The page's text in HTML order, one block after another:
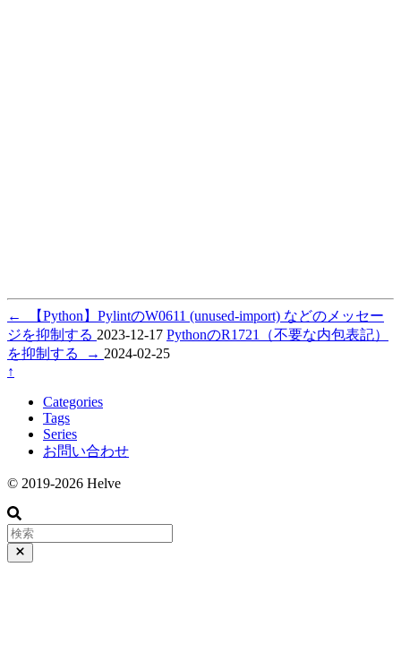
←
【Python】PylintのW0611 (unused-import) などのメッセー
ジを抑制する 2023-12-17 PythonのR1721（不要な内包表記）
を抑制する
→ 2024-02-25
↑
Categories
Tags
Series
お問い合わせ
© 2019-2026 Helve